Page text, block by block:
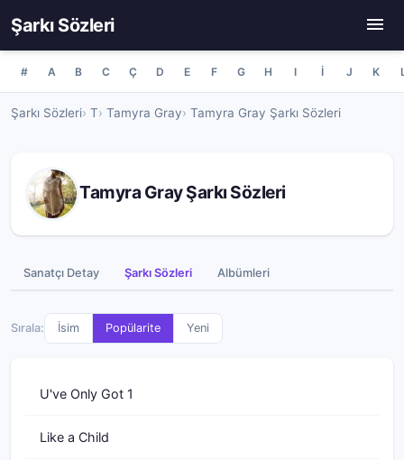
Şarkı Sözleri
# A B C Ç D E F G H I İ J K
Şarkı Sözleri T Tamyra Gray Tamyra Gray Şarkı Sözleri
Tamyra Gray Şarkı Sözleri
Sanatçı Detay Şarkı Sözleri Albümleri
Sırala: İsim Popülarite Yeni
U've Only Got 1
Like a Child